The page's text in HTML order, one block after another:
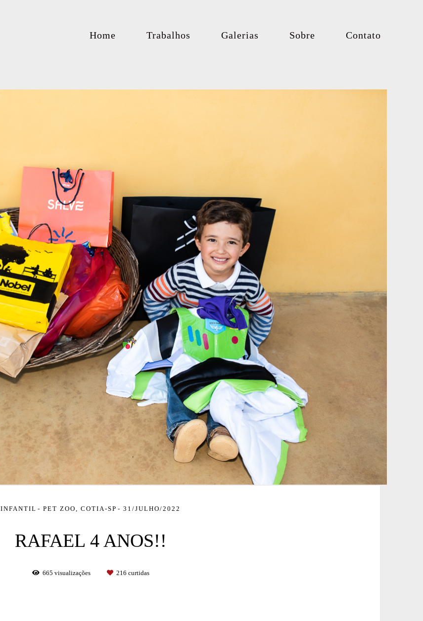
Home Trabalhos Galerias Sobre Contato
INFANTIL PET ZOO, COTIA-SP 31/JULHO/2022
RAFAEL 4 ANOS!!
665 visualizações 216 curtidas